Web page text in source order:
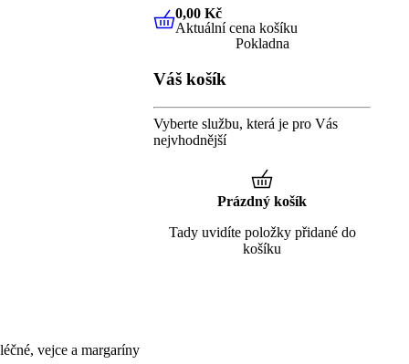
vejce a margaríny
0,00 KčAktuální cena košíku
0,00 Kč
Aktuální cena košíku
Pokladna
Váš košík
Vyberte službu, která je pro Vás
nejvhodnější
Prázdný košík
Tady uvidíte položky přidané do
košíku